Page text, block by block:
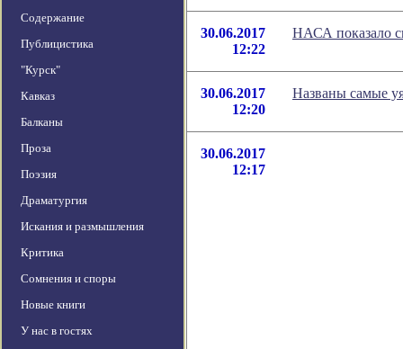
Содержание
Публицистика
"Курск"
Кавказ
Балканы
Проза
Поэзия
Драматургия
Искания и размышления
Критика
Сомнения и споры
Новые книги
У нас в гостях
30.06.2017
12:22
НАСА показало
30.06.2017
12:20
Названы самые
30.06.2017
12:17